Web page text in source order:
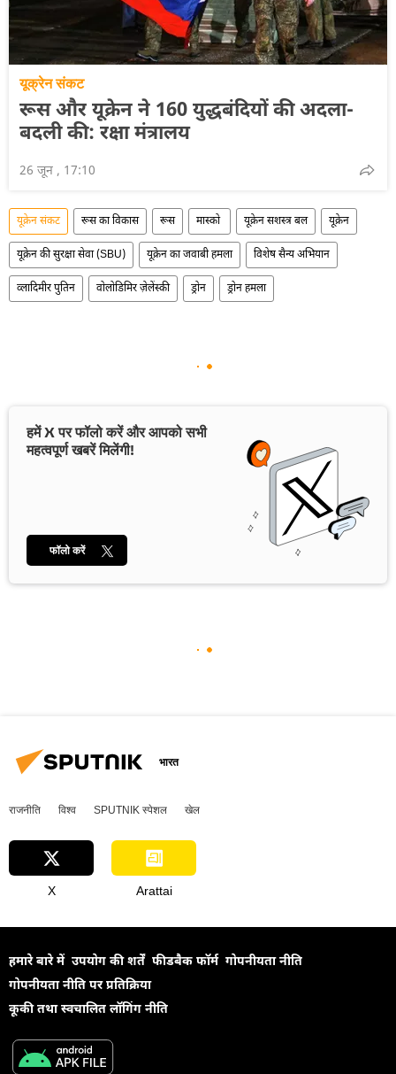
यूक्रेन संकट
रूस और यूक्रेन ने 160 युद्धबंदियों की अदला-
बदली की: रक्षा मंत्रालय
26 जून , 17:10
यूक्रेन संकट रूस का विकास रूस मास्को यूक्रेन सशस्त्र बल यूक्रेन
यूक्रेन की सुरक्षा सेवा (SBU) यूक्रेन का जवाबी हमला विशेष सैन्य अभियान
व्लादिमीर पुतिन वोलोडिमिर ज़ेलेंस्की ड्रोन ड्रोन हमला
हमें X पर फॉलो करें और आपको सभी
महत्वपूर्ण खबरें मिलेंगी!
फॉलो करें
भारत
राजनीति विश्व SPUTNIK स्पेशल खेल
X Arattai
हमारे बारे में उपयोग की शर्तें फीडबैक फॉर्म गोपनीयता नीति
गोपनीयता नीति पर प्रतिक्रिया
कूकी तथा स्वचालित लॉगिंग नीति